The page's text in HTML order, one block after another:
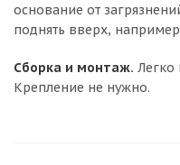
основание от
поднять вверх,
Сборка и монтаж. Легко
Крепление не нужно.